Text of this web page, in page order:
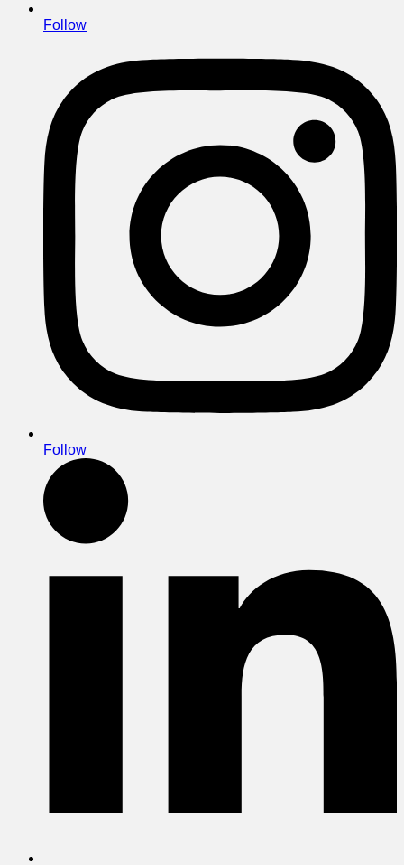
Follow
Follow